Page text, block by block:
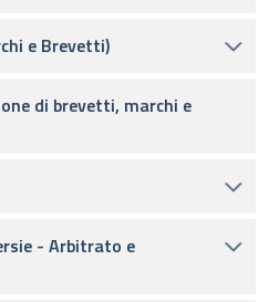
e Brevetti)
di brevetti, marchi e
- Arbitrato e